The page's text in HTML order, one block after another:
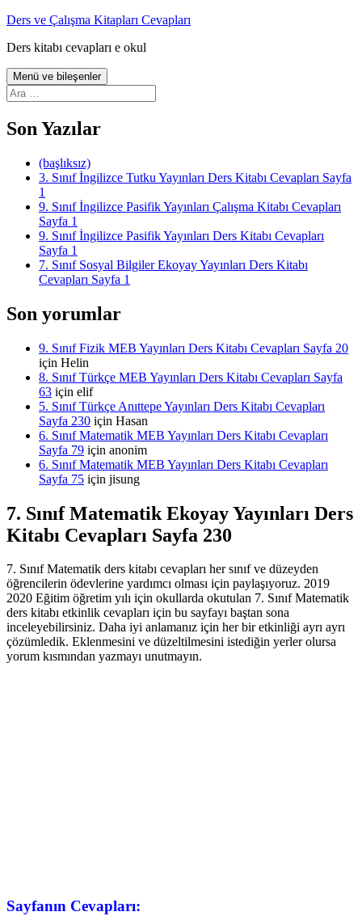
İçeriğe
Ders ve Çalışma Kitapları Cevapları
Ders kitabı cevapları e okul
Menü ve bileşenler
Arama:
Son Yazılar
(başlıksız)
3. Sınıf İngilizce Tutku Yayınları Ders Kitabı Cevapları Sayfa
1
9. Sınıf İngilizce Pasifik Yayınları Çalışma Kitabı Cevapları
Sayfa 1
9. Sınıf İngilizce Pasifik Yayınları Ders Kitabı Cevapları
Sayfa 1
7. Sınıf Sosyal Bilgiler Ekoyay Yayınları Ders Kitabı
Cevapları Sayfa 1
Son yorumlar
9. Sınıf Fizik MEB Yayınları Ders Kitabı Cevapları Sayfa 20
için Helin
8. Sınıf Türkçe MEB Yayınları Ders Kitabı Cevapları Sayfa
63 için elif
5. Sınıf Türkçe Anıttepe Yayınları Ders Kitabı Cevapları
Sayfa 230 için Hasan
6. Sınıf Matematik MEB Yayınları Ders Kitabı Cevapları
Sayfa 79 için anonim
6. Sınıf Matematik MEB Yayınları Ders Kitabı Cevapları
Sayfa 75 için jisung
7. Sınıf Matematik Ekoyay Yayınları Ders
Kitabı Cevapları Sayfa 230
7. Sınıf Matematik ders kitabı cevapları her sınıf ve düzeyden
öğrencilerin ödevlerine yardımcı olması için paylaşıyoruz. 2019
2020 Eğitim öğretim yılı için okullarda okutulan 7. Sınıf Matematik
ders kitabı etkinlik cevapları için bu sayfayı baştan sona
inceleyebilirsiniz. Daha iyi anlamanız için her bir etkinliği ayrı ayrı
çözümledik. Eklenmesini ve düzeltilmesini istediğin yerler olursa
yorum kısmından yazmayı unutmayın.
Sayfanın Cevapları: